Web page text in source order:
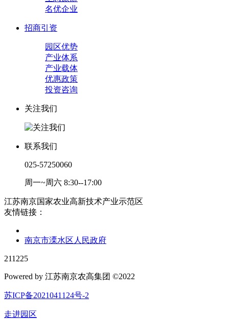
名优企业
招商引资
园区优势
产业体系
产业载体
优惠政策
投资咨询
关注我们
联系我们
025-57250060
周一~周六 8:30--17:00
江苏南京国家农业高新技术产业示范区
友情链接：
南京市溧水区人民政府
211225
Powered by 江苏南京农高集团 ©2022
苏ICP备2021041124号-2
走进园区